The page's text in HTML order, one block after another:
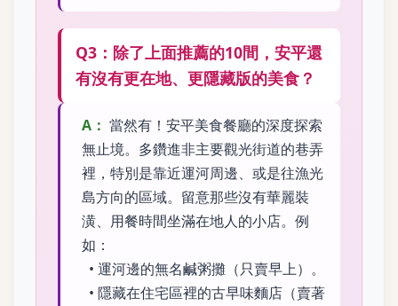
Q3：除了上面推薦的10間，安平還
有沒有更在地、更隱藏版的美食？
A： 當然有！安平美食餐廳的深度探索
無止境。多鑽進非主要觀光街道的巷弄
裡，特別是靠近運河周邊、或是往漁光
島方向的區域。留意那些沒有華麗裝
潢、用餐時間坐滿在地人的小店。例
如：
• 運河邊的無名鹹粥攤（只賣早上）。
• 隱藏在住宅區裡的古早味麵店（賣著